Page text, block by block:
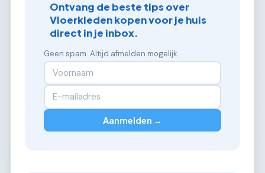
Ontvang de beste tips over
Vloerkleden kopen voor je huis
direct in je inbox.
Geen spam. Altijd afmelden mogelijk.
Aanmelden →